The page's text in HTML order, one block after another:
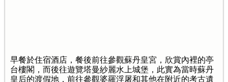
早餐於住宿酒店，餐後前往參觀蘇丹皇宮，欣賞內裡的亭
台樓閣，而後往遊覽塔曼紗麗水上城堡，此實為當時蘇丹
皇后的渡假地，前往參觀婆羅浮屠和其他在附近的考古遺